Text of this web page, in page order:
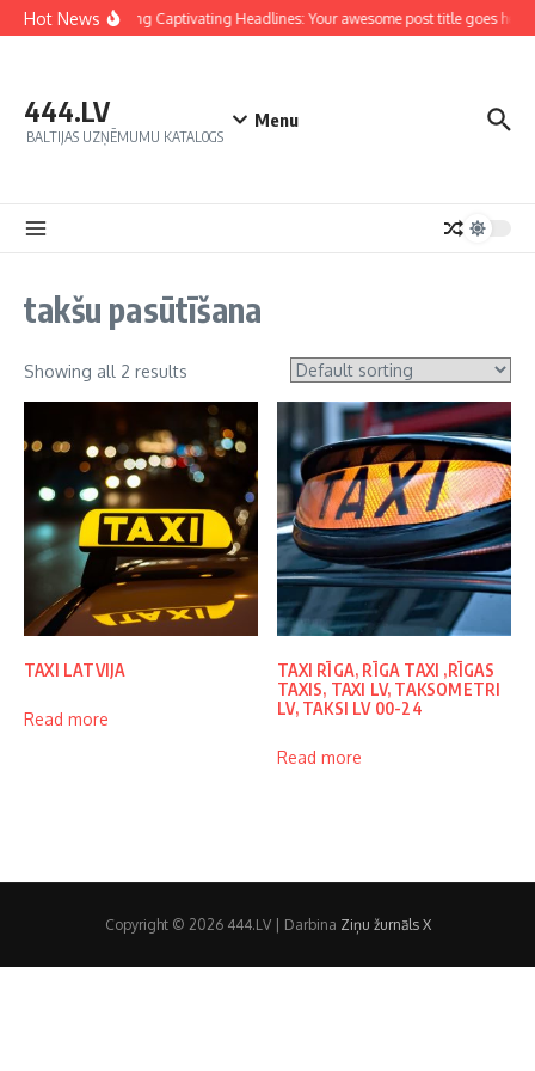
Hot NewsCrafting Captivating Headlines: Your awesome post title goes here
444.LV
BALTIJAS UZŅĒMUMU KATALOGS
Menu
takšu pasūtīšana
Showing all 2 results
TAXI LATVIJA
Read more
TAXI RĪGA, RĪGA TAXI ,RĪGAS
TAXIS, TAXI LV, TAKSOMETRI
LV, TAKSI LV 00-24
Read more
Copyright © 2026 444.LV | Darbina Ziņu žurnāls X